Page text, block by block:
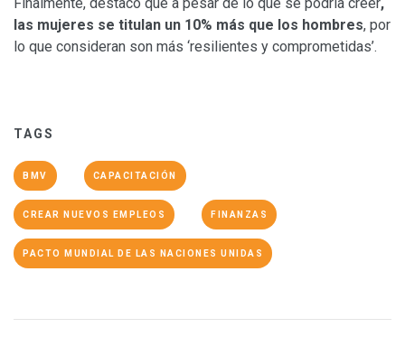
las mujeres se titulan un 10% más que los hombres, por
lo que consideran son más ‘resilientes y comprometidas’.
TAGS
BMV CAPACITACIÓN
CREAR NUEVOS EMPLEOS FINANZAS
PACTO MUNDIAL DE LAS NACIONES UNIDAS